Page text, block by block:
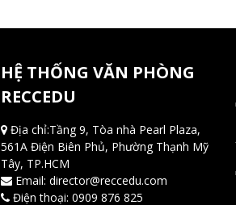
HỆ THỐNG VĂN PHÒNG
RECCEDU
Địa chỉ:Tầng 9, Tòa nhà Pearl Plaza,
561A Điện Biên Phủ, Phường Thạnh Mỹ
Tây, TP.HCM
Email: director@reccedu.com
Điện thoại: 0909 876 825